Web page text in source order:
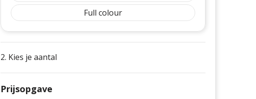
Full colour
2. Kies je aantal
Prijsopgave